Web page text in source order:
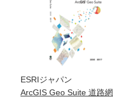
ESRIジャパン
ArcGIS Geo Suite 道路網